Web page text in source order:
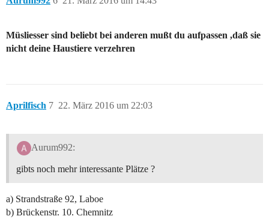
Müsliesser sind beliebt bei anderen mußt du aufpassen ,daß sie
nicht deine Haustiere verzehren
Aprilfisch 22. März 2016 um 22:03
7
Aurum992:
gibts noch mehr interessante Plätze ?
a) Strandstraße 92, Laboe
b) Brückenstr. 10. Chemnitz